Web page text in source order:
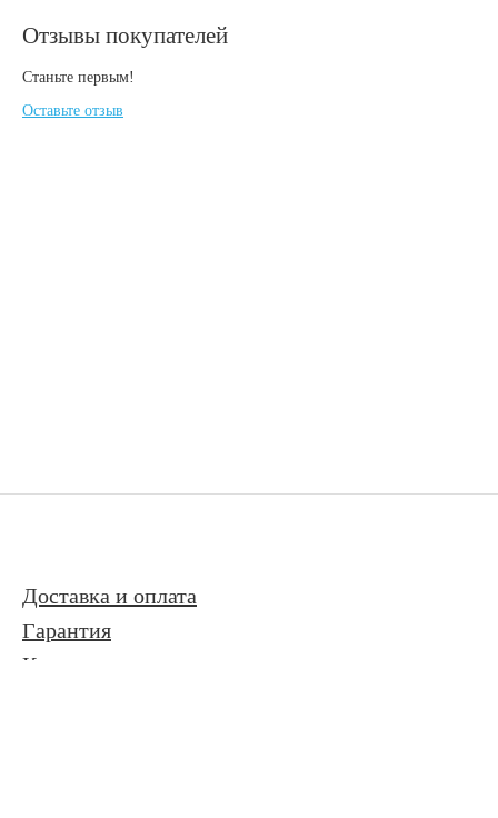
Отзывы покупателей
Станьте первым!
Оставьте отзыв
Доставка и оплата
Гарантия
Контакты